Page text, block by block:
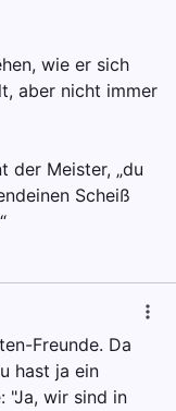
wie er sich
aber nicht immer
der Meister, „du
Scheiß
Freunde. Da
hast ja ein
"Ja, wir sind in